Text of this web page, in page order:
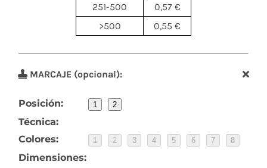
251-500
0,57 €
>500
0,55 €
MARCAJE (opcional):
Posición: 1 2
Técnica:
Colores:
1 2 3 4 5 6 7 8
Dimensiones: